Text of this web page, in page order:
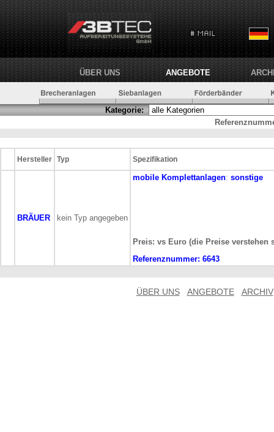
ÜBER UNS ANGEBOTE
Kategorie:
Hersteller Typ Spezifikation
BRÄUER kein Typ angegeben
mobile Komplettanlagen: sonstige
Preis: vs Euro (die Preise
Referenznummer: 6643
ÜBER UNS ANGEBOTE ARCHIV